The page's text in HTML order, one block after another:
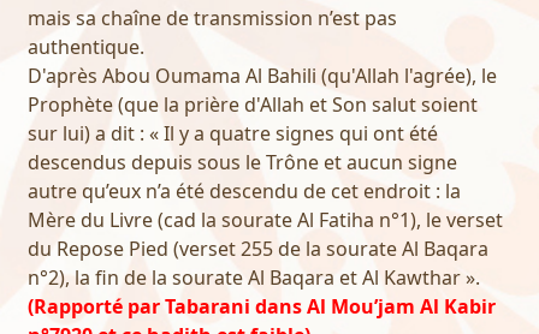
mais sa chaîne de transmission n’est pas
authentique.
D'après Abou Oumama Al Bahili (qu'Allah l'agrée), le
Prophète (que la prière d'Allah et Son salut soient
sur lui) a dit : « Il y a quatre signes qui ont été
descendus depuis sous le Trône et aucun signe
autre qu’eux n’a été descendu de cet endroit : la
Mère du Livre (cad la sourate Al Fatiha n°1), le verset
du Repose Pied (verset 255 de la sourate Al Baqara
n°2), la fin de la sourate Al Baqara et Al Kawthar ».
(Rapporté par Tabarani dans Al Mou’jam Al Kabir